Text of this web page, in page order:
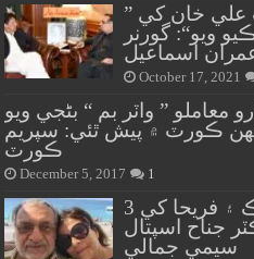
” فرزند ڪراچي لياقت علي خان کي
ويو“: گورنر
اسماعيل
October 17, 2021
معاملو ” واٽر بم “ بڻجي ويو
ڪورٽ ۾ پيش ٿئي: سپريم
ڪورٽ
December 5, 2017 1
هزار خان بجاراڻي کي هڪ ۽ فريحا کي 3
جناح اسپتال
سيمي جمالي